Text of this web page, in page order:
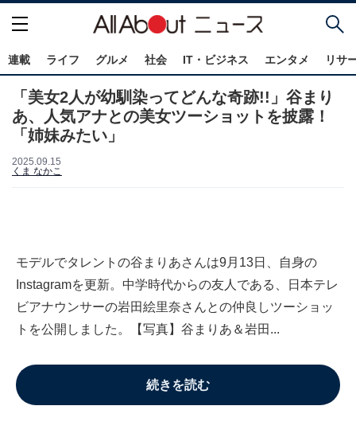
連載 ライフ グルメ 社会 IT・ビジネス エンタメ リサ
「美女2人が幼馴染ってどんな奇跡!!」谷まり
あ、人気アナとの美女ツーショットを披露！
「姉妹みたい」
2025.09.15
くま なかこ
モデルでタレントの谷まりあさんは9月13日、自身の
Instagramを更新。中学時代からの友人である、日本テレ
ビアナウンサーの岩田絵里奈さんとの仲良しツーショッ
トを公開しました。【写真】谷まりあ＆岩田...
続きを読む